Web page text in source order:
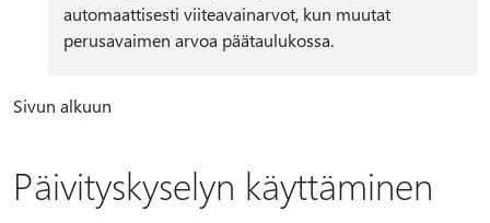
automaattisesti viiteavainarvot, kun muutat
perusavaimen arvoa päätaulukossa.
Sivun alkuun
Päivityskyselyn käyttäminen